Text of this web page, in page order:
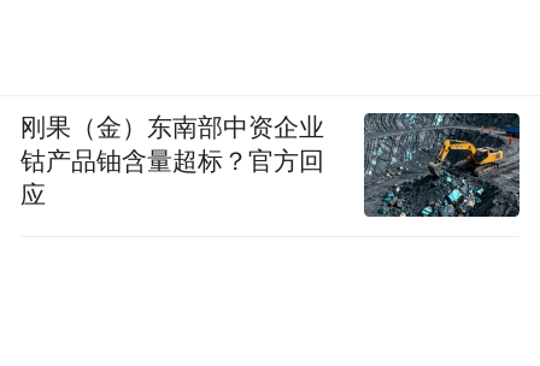
刚果（金）东南部中资企业
钴产品铀含量超标？官方回
应